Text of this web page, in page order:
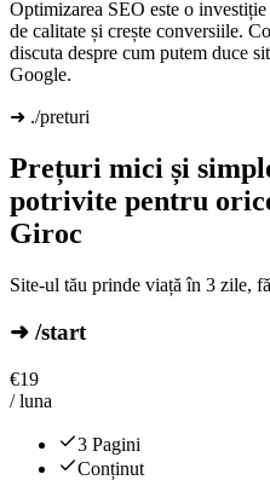
Optimizarea SEO este o
de calitate și crește conversiile.
discuta despre cum putem duce
Google.
➜ ./preturi
Prețuri mici și
potrivite pentru
Giroc
Site-ul tău prinde viață în 3 zile,
➜ /start
€19
/ luna
3 Pagini
Conținut